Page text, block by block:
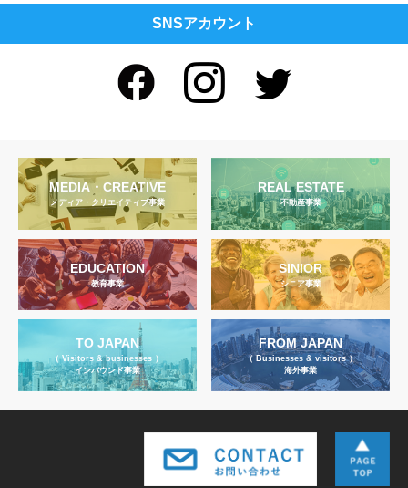
SNSアカウント
MEDIA・CREATIVE
メディア・クリエイティブ事業
REAL ESTATE
不動産事業
EDUCATION
教育事業
SINIOR
シニア事業
TO JAPAN
（ Visitors & businesses ）
インバウンド事業
FROM JAPAN
（ Businesses & visitors ）
海外事業